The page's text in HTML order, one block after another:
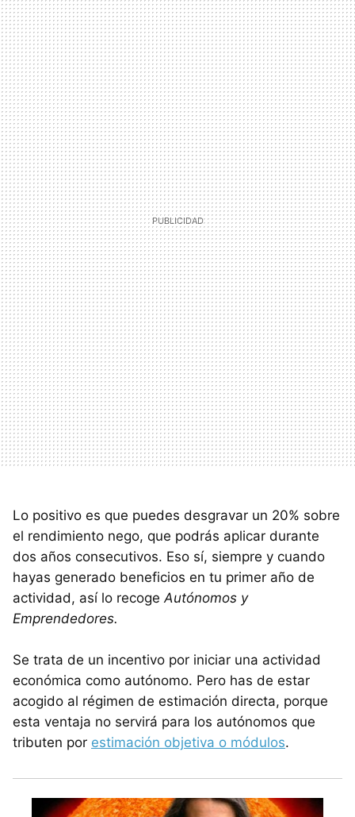
Lo positivo es que puedes desgravar un 20% sobre
el rendimiento nego, que podrás aplicar durante
dos años consecutivos. Eso sí, siempre y cuando
hayas generado beneficios en tu primer año de
actividad, así lo recogeAutónomos y
Emprendedores.
Se trata de un incentivo por iniciar una actividad
económica como autónomo. Pero has de estar
acogido al régimen de estimación directa, porque
esta ventaja no servirá para los autónomos que
tributen por estimación objetiva o módulos.